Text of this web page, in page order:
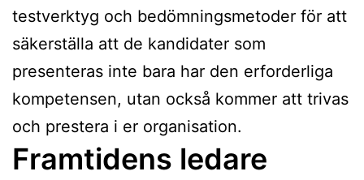
testverktyg och bedömningsmetoder för att
säkerställa att de kandidater som
presenteras inte bara har den erforderliga
kompetensen, utan också kommer att trivas
och prestera i er organisation.
Framtidens ledare